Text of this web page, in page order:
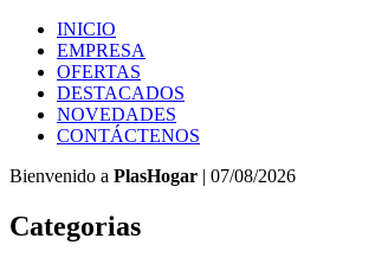
INICIO
EMPRESA
OFERTAS
DESTACADOS
NOVEDADES
CONTÁCTENOS
Bienvenido a PlasHogar | 07/08/2026
Categorias